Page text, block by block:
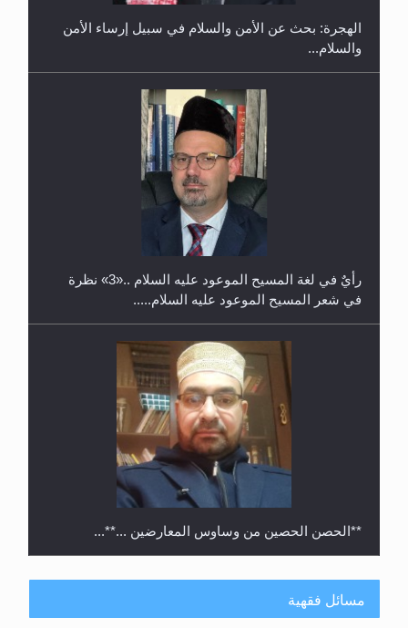
حفل توزيع الشهادات في الجامعة الأحمدية بنيجيريا لعام
الهجرة: بحث عن الأمن والسلام في سبيل إرساء الأمن
والسلام...
رأيٌ في لغة المسيح الموعود عليه السلام ..«3» نظرة
في شعر المسيح الموعود عليه السلام.....
**الحصن الحصين من وساوس المعارضين ...**...
مسائل فقهية